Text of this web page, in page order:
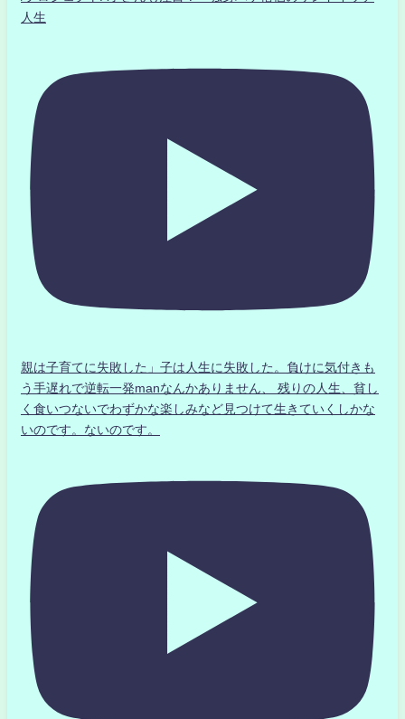
人生
親は子育てに失敗した」子は人生に失敗した。負けに気付きも
う手遅れで逆転一発manなんかありません、 残りの人生、貧し
く食いつないでわずかな楽しみなど見つけて生きていくしかな
いのです。ないのです。